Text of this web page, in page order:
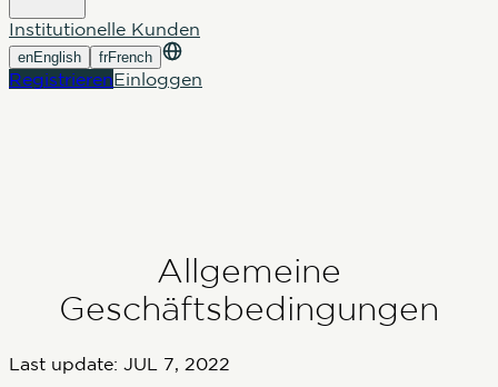
Institutionelle Kunden
enEnglish frFrench
RegistrierenEinloggen
Allgemeine
Geschäftsbedingungen
Last update: JUL 7, 2022